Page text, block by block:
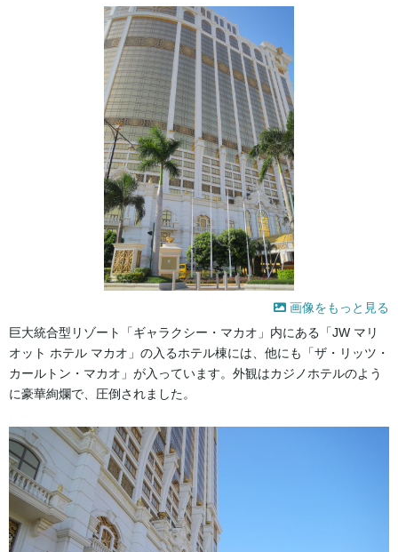
画像をもっと見る
巨大統合型リゾート「ギャラクシー・マカオ」内にある「JW マリ
オット ホテル マカオ」の入るホテル棟には、他にも「ザ・リッツ・
カールトン・マカオ」が入っています。外観はカジノホテルのよう
に豪華絢爛で、圧倒されました。